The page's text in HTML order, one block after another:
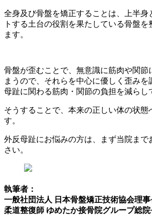
全身及び骨盤を矯正することは、上半身
トする土台の役割を果たしている骨盤を
ます。
骨盤が歪むことで、無意識に筋肉や関節
まうので、それらを中心に優しく歪みを
母趾に関わる筋肉・関節の負担を減らし
そうすることで、本来の正しい体の状態
す。
外反母趾にお悩みの方は、まず当院まで
さい。
執筆者：
一般社団法人 日本骨盤矯正技術協会理事
柔道整復師 ゆめたか接骨院グループ総院